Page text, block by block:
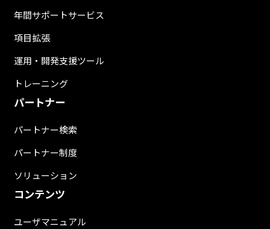
年間サポートサービス
項目拡張
運用・開発支援ツール
トレーニング
パートナー
パートナー検索
パートナー制度
ソリューション
コンテンツ
ユーザマニュアル